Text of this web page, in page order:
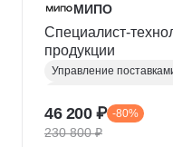
МИПО
Специалист-
продукции
Управление
Складская логистика
46 200 ₽ -80%
230 800 ₽